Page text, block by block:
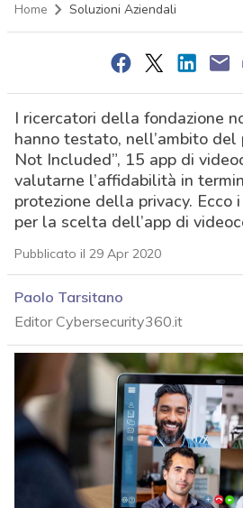
Home Soluzioni Aziendali
I ricercatori della fondazione
hanno testato, nell’ambito del
Not Included”, 15 app di
valutarne l’affidabilità in
protezione della privacy.
per la scelta dell’app di
Pubblicato il 29 Apr 2020
Paolo Tarsitano
Editor Cybersecurity360.it